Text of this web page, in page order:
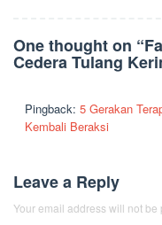
One thought on “
Cedera Tulang
Pingback: 5 Gerakan
Kembali Beraksi
Leave a Reply
Your email address will not be